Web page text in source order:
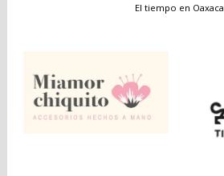
El tiempo en Oaxaca